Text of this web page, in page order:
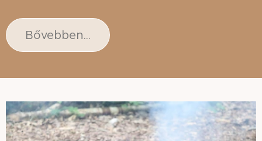
Bővebben...